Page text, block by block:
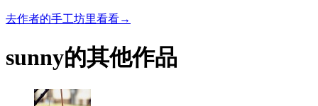
去作者的手工坊里看看→
sunny的其他作品